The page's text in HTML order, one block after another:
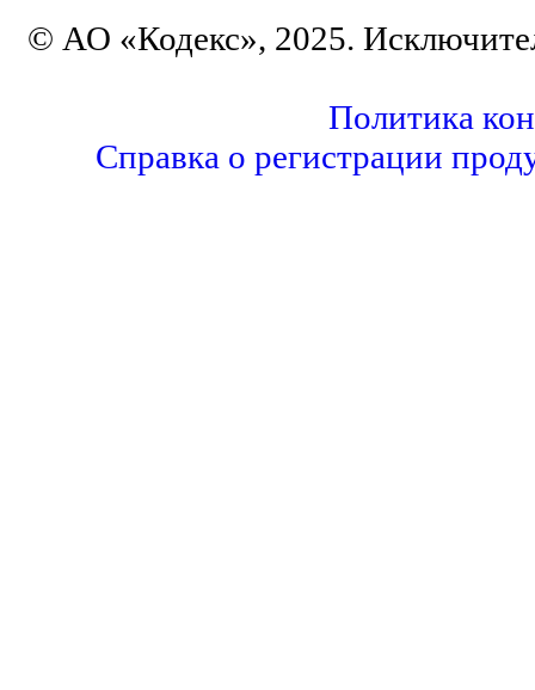
© АО «Кодекс», 2025.
Политика
Справка о регистрации